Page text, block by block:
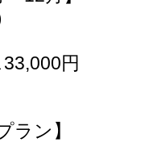
円
ラン】